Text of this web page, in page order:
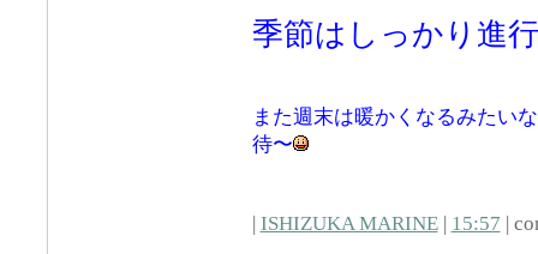
季節はしっかり進
また週末は暖かくなるみたい
待〜
| ISHIZUKA MARINE| 15:57 |